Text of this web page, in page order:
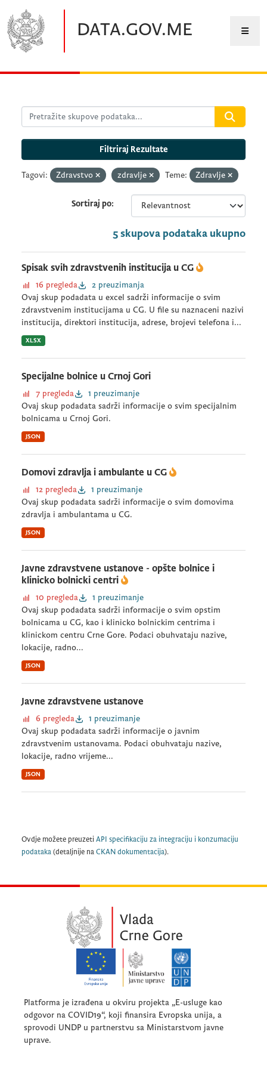
DATA.GOV.ME
Filtriraj Rezultate
Tagovi: Zdravstvo zdravlje Teme: Zdravlje
Sortiraj po
5 skupova podataka ukupno
Spisak svih zdravstvenih institucija u CG
16 pregleda
2 preuzimanja
Ovaj skup podadata u excel sadrži informacije o svim
zdravstvenim institucijama u CG. U file su naznaceni nazivi
institucija, direktori institucija, adrese, brojevi telefona i...
XLSX
Specijalne bolnice u Crnoj Gori
7 pregleda
1 preuzimanje
Ovaj skup podadata sadrži informacije o svim specijalnim
bolnicama u Crnoj Gori.
JSON
Domovi zdravlja i ambulante u CG
12 pregleda
1 preuzimanje
Ovaj skup podadata sadrži informacije o svim domovima
zdravlja i ambulantama u CG.
JSON
Javne zdravstvene ustanove - opšte bolnice i
klinicko bolnicki centri
10 pregleda
1 preuzimanje
Ovaj skup podadata sadrži informacije o svim opstim
bolnicama u CG, kao i klinicko bolnickim centrima i
klinickom centru Crne Gore. Podaci obuhvataju nazive,
lokacije, radno...
JSON
Javne zdravstvene ustanove
6 pregleda
1 preuzimanje
Ovaj skup podadata sadrži informacije o javnim
zdravstvenim ustanovama. Podaci obuhvataju nazive,
lokacije, radno vrijeme...
JSON
Ovdje možete preuzeti API specifikaciju za integraciju i konzumaciju
podataka (detaljnije na CKAN dokumentacija).
Platforma je izrađena u okviru projekta „E-usluge kao
odgovor na COVID19“, koji finansira Evropska unija, a
sprovodi UNDP u partnerstvu sa Ministarstvom javne
uprave.